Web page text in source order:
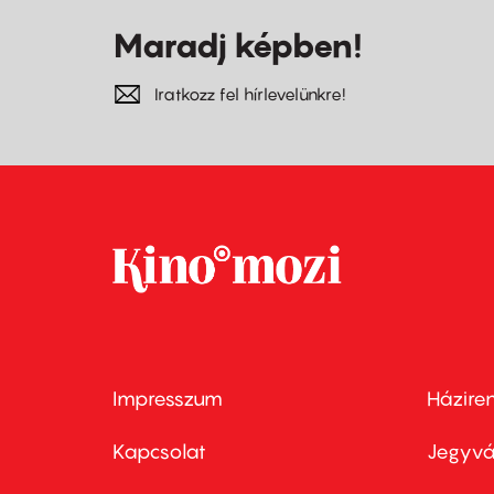
Maradj képben!
Iratkozz fel hírlevelünkre!
Footer
menu
Impresszum
Kapcsolat